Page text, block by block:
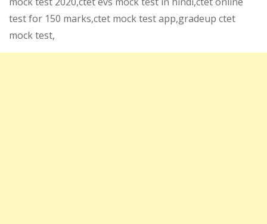
test for 150 marks,ctet mock test app,gradeup ctet
mock test,